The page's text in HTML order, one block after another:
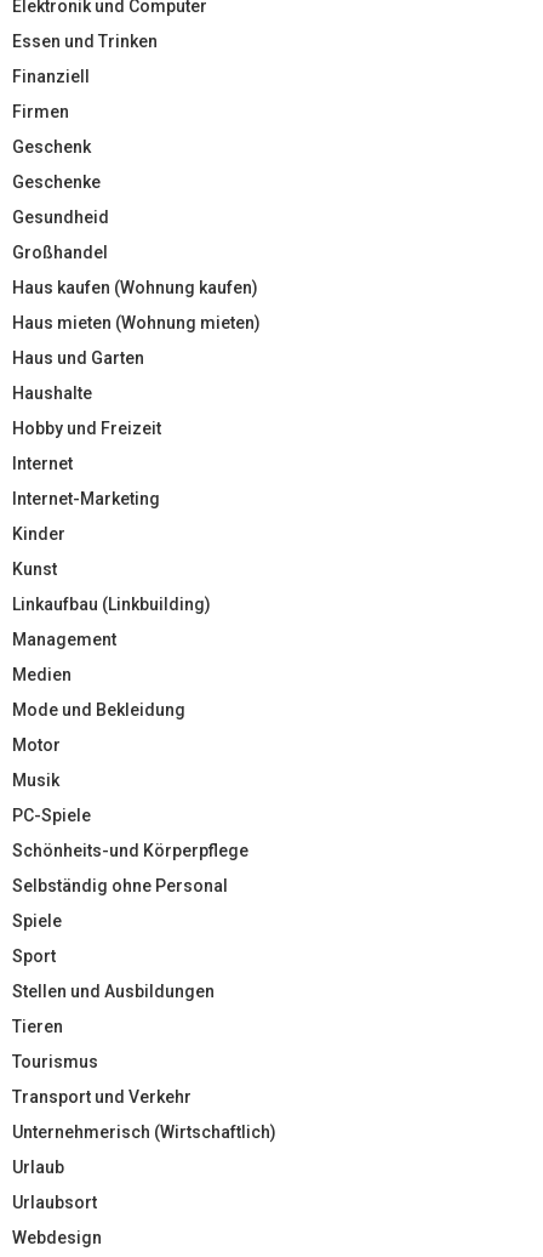
Elektronik und Computer
Essen und Trinken
Finanziell
Firmen
Geschenk
Geschenke
Gesundheid
Großhandel
Haus kaufen (Wohnung kaufen)
Haus mieten (Wohnung mieten)
Haus und Garten
Haushalte
Hobby und Freizeit
Internet
Internet-Marketing
Kinder
Kunst
Linkaufbau (Linkbuilding)
Management
Medien
Mode und Bekleidung
Motor
Musik
PC-Spiele
Schönheits-und Körperpflege
Selbständig ohne Personal
Spiele
Sport
Stellen und Ausbildungen
Tieren
Tourismus
Transport und Verkehr
Unternehmerisch (Wirtschaftlich)
Urlaub
Urlaubsort
Webdesign